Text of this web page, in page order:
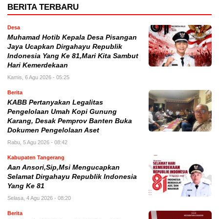
BERITA TERBARU
Desa
Muhamad Hotib Kepala Desa Pisangan
Jaya Ucapkan Dirgahayu Republik
Indonesia Yang Ke 81,Mari Kita Sambut
Hari Kemerdekaan
Kamis, 6 Agu 2026 - 05:25
Berita
KABB Pertanyakan Legalitas
Pengelolaan Umah Kopi Gunung
Karang, Desak Pemprov Banten Buka
Dokumen Pengelolaan Aset
Rabu, 5 Agu 2026 - 08:42
Kabupaten Tangerang
Aan Ansori,Sip,Msi Mengucapkan
Selamat Dirgahayu Republik Indonesia
Yang Ke 81
Selasa, 4 Agu 2026 - 08:20
Berita